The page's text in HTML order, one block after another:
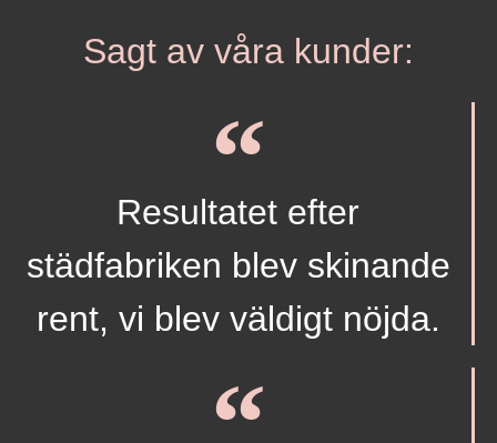
Sagt av våra kunder:
Resultatet efter
städfabriken blev skinande
rent, vi blev väldigt nöjda.